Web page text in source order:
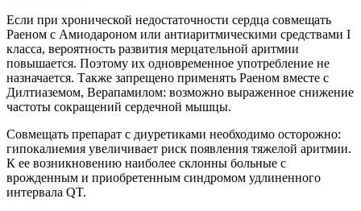
Если при хронической недостаточности сердца совмещать
Раеном с Амиодароном или антиаритмическими средствами I
класса, вероятность развития мерцательной аритмии
повышается. Поэтому их одновременное употребление не
назначается. Также запрещено применять Раеном вместе с
Дилтиаземом, Верапамилом: возможно выраженное снижение
частоты сокращений сердечной мышцы.
Совмещать препарат с диуретиками необходимо осторожно:
гипокалиемия увеличивает риск появления тяжелой аритмии.
К ее возникновению наиболее склонны больные с
врожденным и приобретенным синдромом удлиненного
интервала QT.